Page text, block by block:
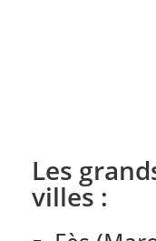
Les
villes :